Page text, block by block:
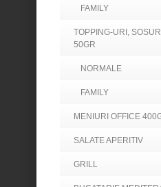
FAMILY
TOPPING-URI,
50GR
NORMALE
FAMILY
MENIURI OFFICE
SALATE APERITIV
GRILL